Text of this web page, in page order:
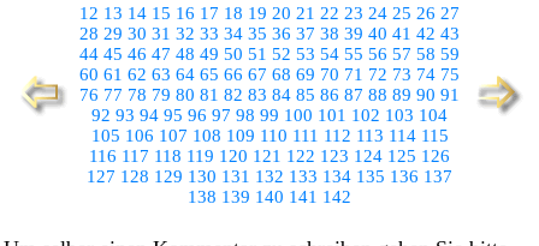
12 13 14 15 16 17 18 19 20 21 22 23 24 25 26 27
28 29 30 31 32 33 34 35 36 37 38 39 40 41 42 43
44 45 46 47 48 49 50 51 52 53 54 55 56 57 58 59
60 61 62 63 64 65 66 67 68 69 70 71 72 73 74 75
76 77 78 79 80 81 82 83 84 85 86 87 88 89 90 91
92 93 94 95 96 97 98 99 100 101 102 103 104
105 106 107 108 109 110 111 112 113 114 115
116 117 118 119 120 121 122 123 124 125 126
127 128 129 130 131 132 133 134 135 136 137
138 139 140 141 142